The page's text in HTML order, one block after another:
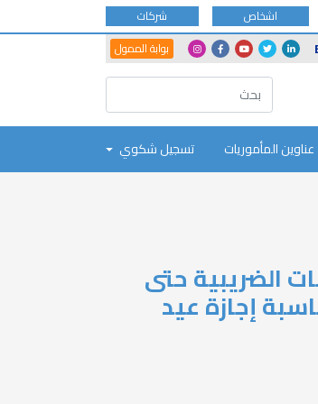
اشخاص شركات
Social
Icons
Another
Portals
بوابة الممول
عناوين المأموريات تسجيل شكوي
الضريبية حتى
الموافق 1/ 6/ 2026 بمناسبة إجازة عيد